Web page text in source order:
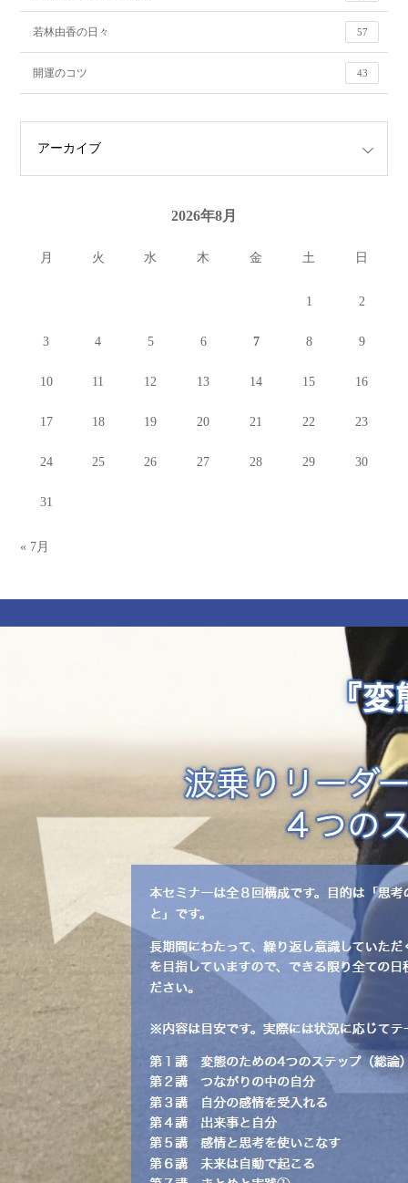
若林由香の日々 57
開運のコツ 43
2026年8月
月 火 水 木 金 土 日
1 2
3 4 5 6 7 8 9
10 11 12 13 14 15 16
17 18 19 20 21 22 23
24 25 26 27 28 29 30
31
« 7月